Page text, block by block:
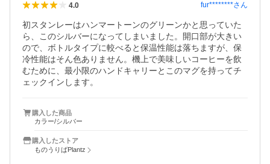
4.0 fur********さん
初スタンレーはハンマートーンのグリーンかと思っていた
ら、このシルバーになってしまいました。開口部が大きい
ので、ボトルタイプに較べると保温性能は落ちますが、保
冷性能はそん色ありません。機上で美味しいコーヒーを飲
むために、最小限のハンドキャリーとこのマグを持ってチ
ェックインします。
購入した商品
カラー/シルバー
購入したストア
ものうりばPlantz